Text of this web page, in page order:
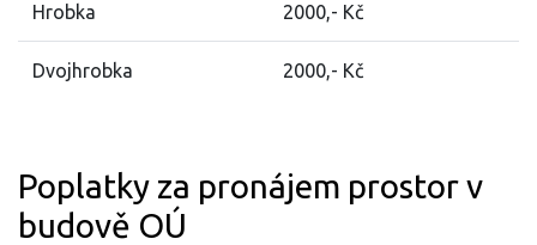
Hrobka 2000,- Kč
Dvojhrobka 2000,- Kč
Poplatky za pronájem prostor v
budově OÚ